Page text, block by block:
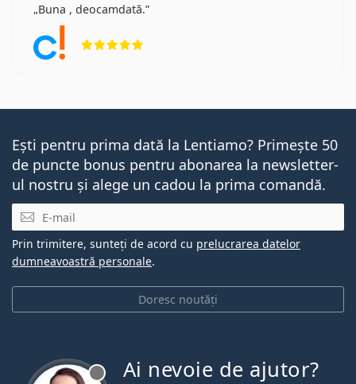
Buna , deocamdată.
Ești pentru prima dată la Lentiamo? Primește 50
de puncte bonus pentru abonarea la newsletter-
ul nostru și alege un cadou la prima comandă.
E-mail
Doresc noutăți
Prin trimitere, sunteți de acord cu prelucrarea datelor
dumneavoastră personale.
Ai nevoie de ajutor?